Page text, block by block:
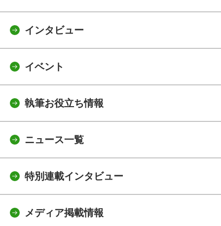
インタビュー
イベント
執筆お役立ち情報
ニュース一覧
特別連載インタビュー
メディア掲載情報